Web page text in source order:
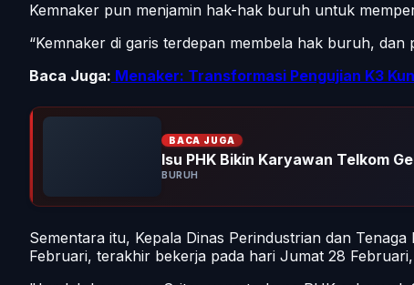
Kemnaker pun menjamin hak-hak buruh untuk
“Kemnaker di garis terdepan membela hak buruh,
Baca Juga: Menaker: Transformasi Pengujian K3
BACA JUGA
Isu PHK Bikin Karyawan Telkom
BURUH
Sementara itu, Kepala Dinas Perindustrian dan
Februari, terakhir bekerja pada hari Jumat 28